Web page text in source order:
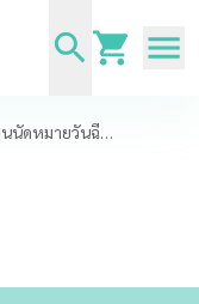
คู่มือลงทะเบียนนัดหมายวันฉีดวัคซีน Moderna